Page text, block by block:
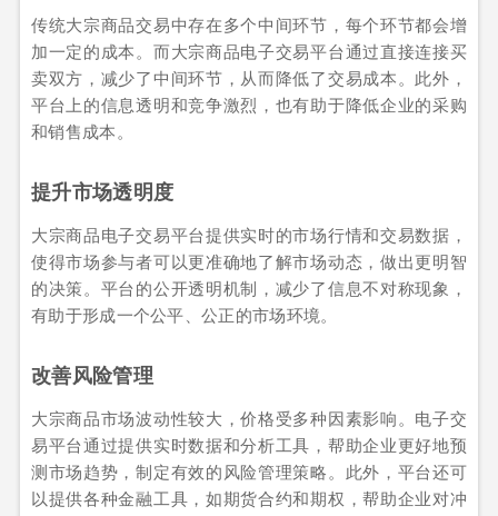
传统大宗商品交易中存在多个中间环节，每个环节都会增
加一定的成本。而大宗商品电子交易平台通过直接连接买
卖双方，减少了中间环节，从而降低了交易成本。此外，
平台上的信息透明和竞争激烈，也有助于降低企业的采购
和销售成本。
提升市场透明度
大宗商品电子交易平台提供实时的市场行情和交易数据，
使得市场参与者可以更准确地了解市场动态，做出更明智
的决策。平台的公开透明机制，减少了信息不对称现象，
有助于形成一个公平、公正的市场环境。
改善风险管理
大宗商品市场波动性较大，价格受多种因素影响。电子交
易平台通过提供实时数据和分析工具，帮助企业更好地预
测市场趋势，制定有效的风险管理策略。此外，平台还可
以提供各种金融工具，如期货合约和期权，帮助企业对冲